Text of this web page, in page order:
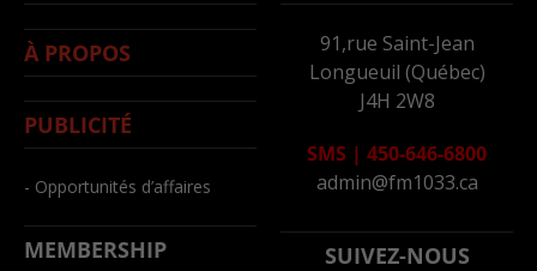
À PROPOS
PUBLICITÉ
- Opportunités d’affaires
MEMBERSHIP
91,rue Saint-Jean
Longueuil (Québec)
J4H 2W8
SMS | 450-646-6800
admin@fm1033.ca
SUIVEZ-NOUS